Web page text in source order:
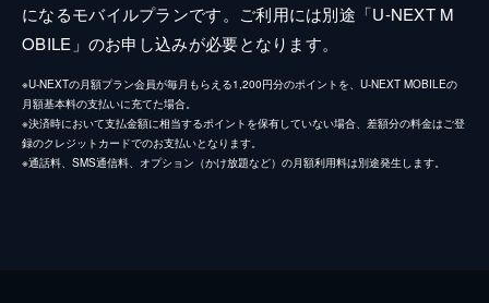
になるモバイルプランです。ご利用には別途「U-NEXT M
OBILE」のお申し込みが必要となります。
※U-NEXTの月額プラン会員が毎月もらえる1,200円分のポイントを、U-NEXT MOBILEの
月額基本料の支払いに充てた場合。
※決済時において支払金額に相当するポイントを保有していない場合、差額分の料金はご登
録のクレジットカードでのお支払いとなります。
※通話料、SMS通信料、オプション（かけ放題など）の月額利用料は別途発生します。